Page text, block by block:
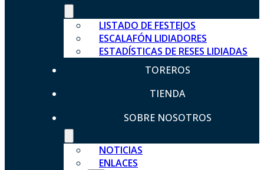
LISTADO DE FESTEJOS
ESCALAFÓN LIDIADORES
ESTADÍSTICAS DE RESES LIDIADAS
TOREROS
TIENDA
SOBRE NOSOTROS
NOTICIAS
ENLACES